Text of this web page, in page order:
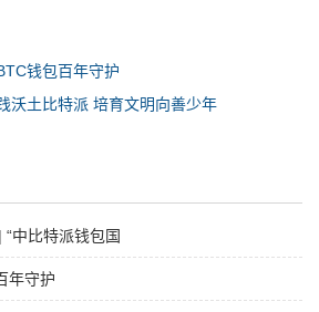
钱包百年守护
沃土比特派 培育文明向善少年
中比特派钱包国
年守护